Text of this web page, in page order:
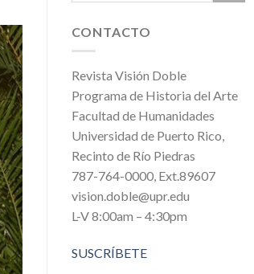
CONTACTO
Revista Visión Doble
Programa de Historia del Arte
Facultad de Humanidades
Universidad de Puerto Rico,
Recinto de Río Piedras
787-764-0000, Ext.89607
vision.doble@upr.edu
L-V 8:00am – 4:30pm
SUSCRÍBETE